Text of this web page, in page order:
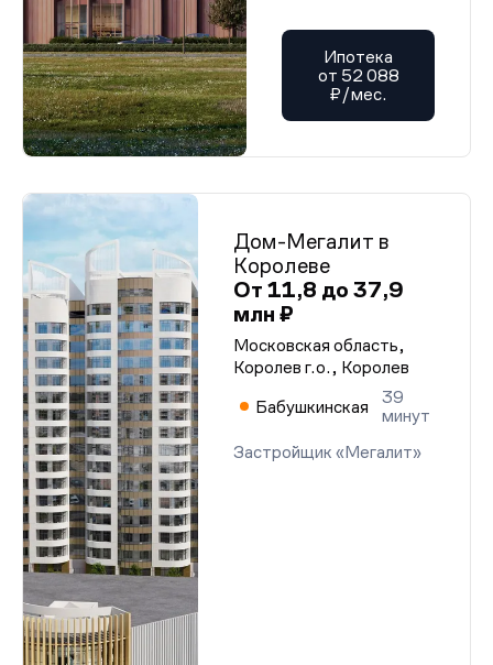
Ипотека
от 52 088
₽/мес.
Дом-Мегалит в
Королеве
От 11,8 до 37,9
млн ₽
Московская область,
Королев г.о., Королев
Бабушкинская
39
минут
Застройщик «Мегалит»